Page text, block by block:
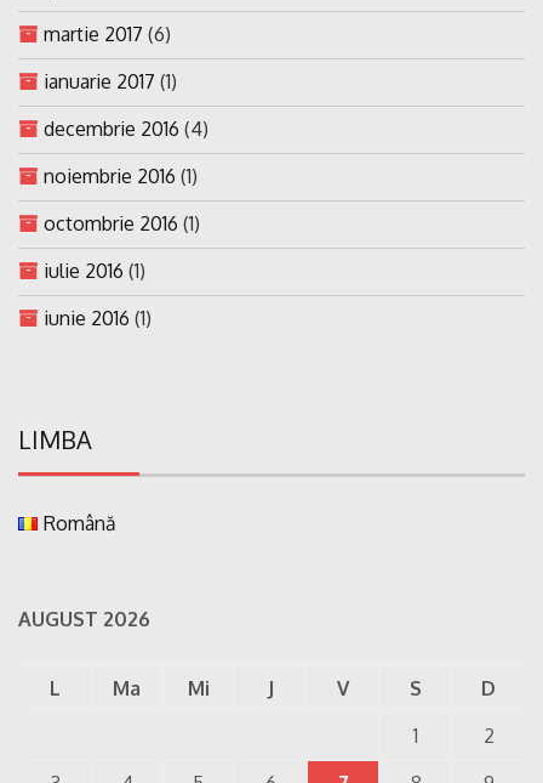
martie 2017 (6)
ianuarie 2017 (1)
decembrie 2016 (4)
noiembrie 2016 (1)
octombrie 2016 (1)
iulie 2016 (1)
iunie 2016 (1)
LIMBA
Română
AUGUST 2026
L Ma Mi J V S
D
1
2